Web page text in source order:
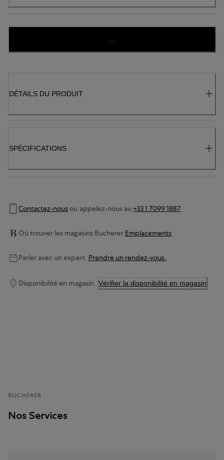
...
DÉTAILS DU PRODUIT
SPÉCIFICATIONS
Contactez-nousou appelez-nous au +33 1 7099 1887
Où trouver les magasins Bucherer Emplacements
Parler avec un expert. Prendre un rendez-vous.
Disponibilité en magasin. Vérifier la disponibilité en magasin
BUCHERER
Nos Services